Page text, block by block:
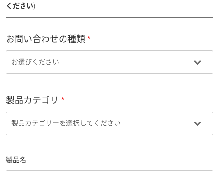
ください)
お問い合わせの種類
製品カテゴリ
製品名